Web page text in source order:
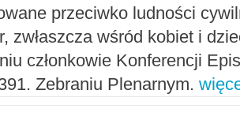
przeciwko ludności
zwłaszcza wśród kobiet i
członkowie Konferencji
Zebraniu Plenarnym.